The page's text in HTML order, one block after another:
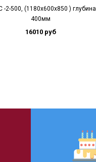
-2-500, (1180х600х850 ) глубина
400мм
16010 руб